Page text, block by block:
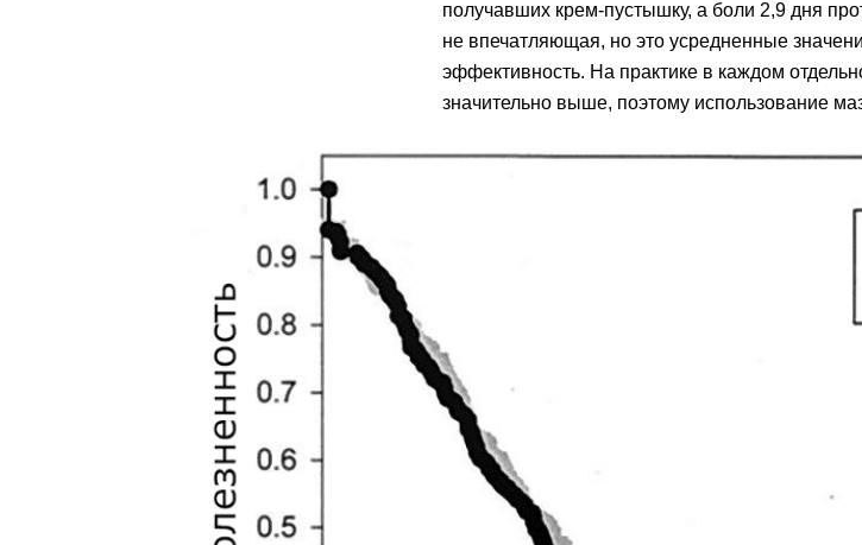
получавших крем-пустышку, а боли 2,9 дня
не впечатляющая, но это усредненные
эффективность. На практике в каждом
значительно выше, поэтому использование